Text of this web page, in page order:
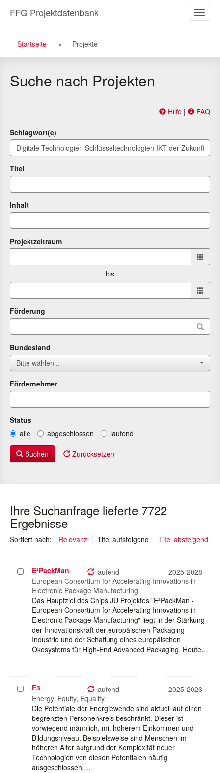
den
Inhalt
ein-/
FFG Projektdatenbank
Breadcrumb
Navigation
Startseite Projekte
Suche nach Projekten
Hilfe | FAQ
Schlagwort(e)
Titel
Inhalt
Projektzeitraum
von
bis
Förderung
Bundesland
Bitte wählen...
Fördernehmer
Status
alle
abgeschlossen laufend
Suchen Zurücksetzen
Ihre Suchanfrage lieferte 7722
Ergebnisse
Sortiert nach: Relevanz Titel aufsteigend (ausgewählt)
Titel absteigend
Projekt
auswählen
E²PackMan laufend
2025-2028
European Consortium for Accelerating Innovations in
Electronic Package Manufacturing
Das Hauptziel des Chips JU Projektes "E²PackMan -
European Consortium for Accelerating Innovations in
Electronic Package Manufacturing" liegt in der Stärkung
der Innovationskraft der europäischen Packaging-
Industrie und der Schaffung eines europäischen
Ökosystems für High-End Advanced Packaging. Heute…
Projekt
auswählen
E3 laufend
2025-2026
Energy, Equity, Equality
Die Potentiale der Energiewende sind aktuell auf einen
begrenzten Personenkreis beschränkt. Dieser ist
vorwiegend männlich, mit höherem Einkommen und
Bildungsniveau. Beispielsweise sind Menschen im
höheren Alter aufgrund der Komplexität neuer
Technologien von diesen Potentialen häufig
ausgeschlossen.…